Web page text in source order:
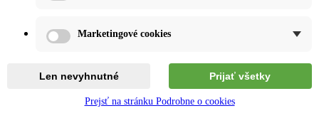
HV
HV
200
Marketingové cookies
Len nevyhnutné Prijať všetky
Prejsť na stránku Podrobne o cookies